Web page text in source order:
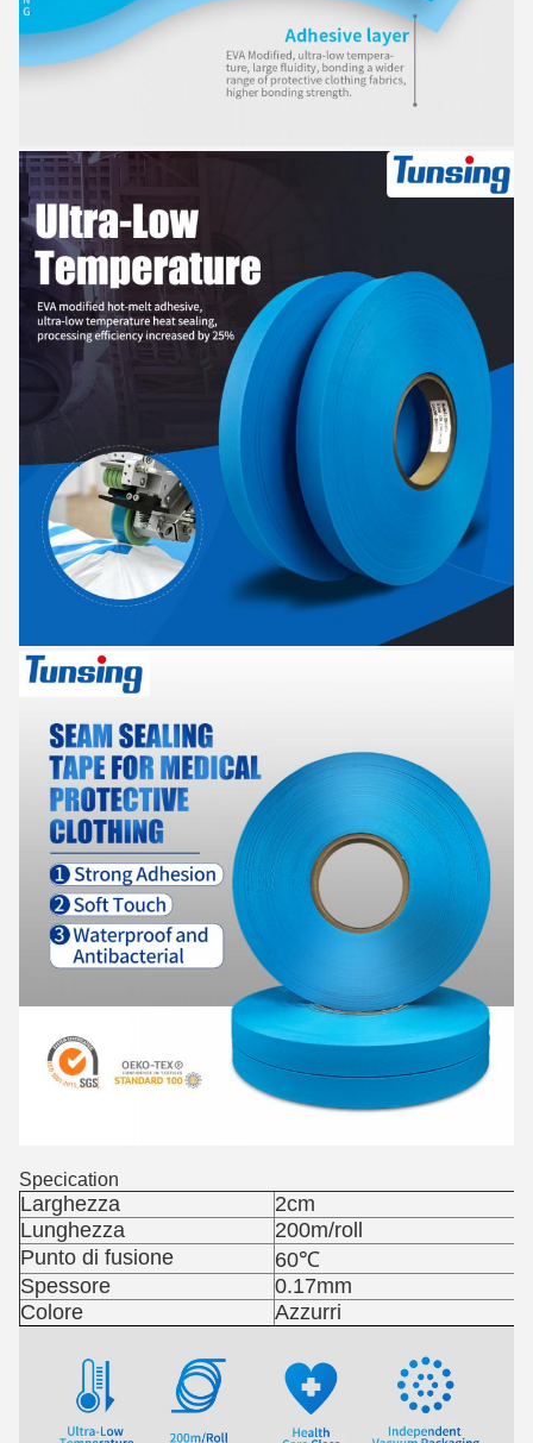
Specication
Larghezza
2cm
Lunghezza
200m/roll
Punto di fusione
60℃
Spessore
0.17mm
Colore
Azzurri